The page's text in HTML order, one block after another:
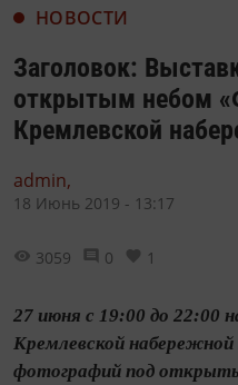
НОВОСТИ
Заголовок:
открытым небом
Кремлевской
admin,
18 Июнь 2019 - 13:17
3059 0 1
27 июня с 19:00 до 22:00
Кремлевской
фотографий под